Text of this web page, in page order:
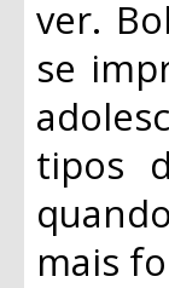
ver.
se
tipos
mais